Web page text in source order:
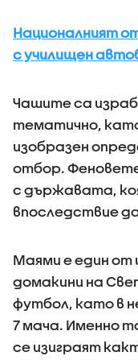
Националният
с училищен
Чашите са
тематично,
изобразен
отбор.
с държавата,
впоследствие
Маями е един
домакини на
футбол, като в
7 мача. Именно
се изиграят